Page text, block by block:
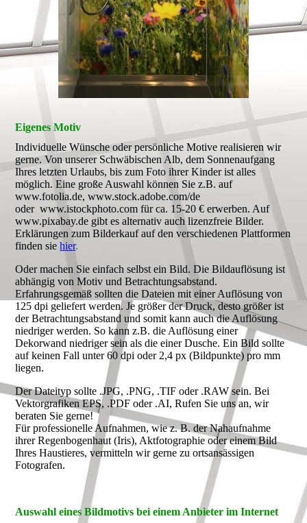
Eigenes Motiv
Individuelle Wünsche oder persönliche Motive realisieren wir
gerne. Von unserer Schwäbischen Alb, dem Sonnenaufgang
Ihres letzten Urlaubs, bis zum Foto ihrer Kinder ist alles
möglich. Eine große Auswahl können Sie z.B. auf
www.fotolia.de, www.stock.adobe.com/de
oder www.istockphoto.com für ca. 15-20 € erwerben. Auf
www.pixabay.de gibt es alternativ auch lizenzfreie Bilder.
Erklärungen zum Bilderkauf auf den verschiedenen Plattformen
finden siehier.
Oder machen Sie einfach selbst ein Bild. Die Bildauflösung ist
abhängig von Motiv und Betrachtungsabstand.
Erfahrungsgemäß sollten die Dateien mit einer Auflösung von
125 dpi geliefert werden. Je größer der Druck, desto größer ist
der Betrachtungsabstand und somit kann auch die Auflösung
niedriger werden. So kann z.B. die Auflösung einer
Dekorwand niedriger sein als die einer Dusche. Ein Bild sollte
auf keinen Fall unter 60 dpi oder 2,4 px (Bildpunkte) pro mm
liegen.
Der Dateityp sollte .JPG, .PNG, .TIF oder .RAW sein. Bei
Vektorgrafiken EPS, .PDF oder .AI, Rufen Sie uns an, wir
beraten Sie gerne!
Für professionelle Aufnahmen, wie z. B. der Nahaufnahme
ihrer Regenbogenhaut (Iris), Aktfotographie oder einem Bild
Ihres Haustieres, vermitteln wir gerne zu ortsansässigen
Fotografen.
Auswahl eines Bildmotivs bei einem Anbieter im Internet